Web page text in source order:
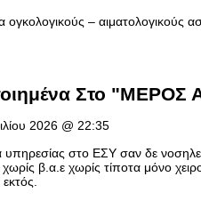
ογκολογικούς –
Στο
2026 @ 22:35
υπηρεσίας στο ΕΣΥ σαν δε
β.α.ε χωρίς τίποτα μόνο